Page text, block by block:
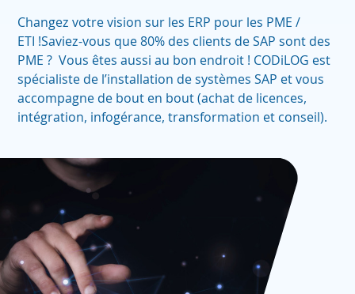
Changez votre vision sur les ERP pour les PME /
ETI !Saviez-vous que 80% des clients de SAP sont des
PME ? Vous êtes aussi au bon endroit ! CODiLOG est
spécialiste de l’installation de systèmes SAP et vous
accompagne de bout en bout (achat de licences,
intégration, infogérance, transformation et conseil).